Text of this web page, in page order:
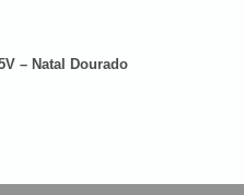
– Natal Dourado